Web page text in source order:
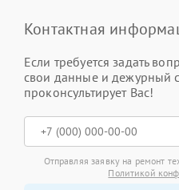
Контактная
Если требуется задать
свои данные и дежурный
проконсультирует Вас!
Отправляя заявку на ремонт
Политикой